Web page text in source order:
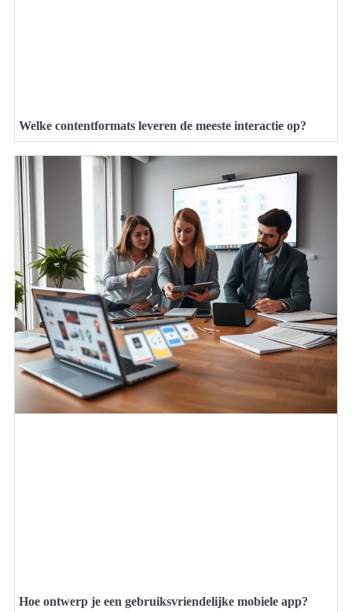
Welke contentformats leveren de meeste interactie op?
Hoe ontwerp je een gebruiksvriendelijke mobiele app?